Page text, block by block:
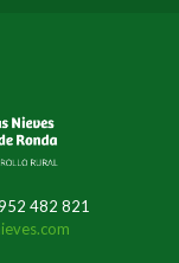
482 821